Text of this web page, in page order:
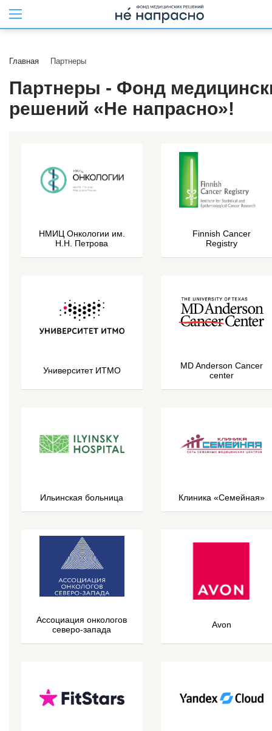
Главная Партнеры
Партнеры - Фонд
решений «Не напрасно»!
НМИЦ Онкологии им.
Н.Н. Петрова
Finnish Cancer
Registry
Университет ИТМО
MD Anderson Cancer
center
Ильинская больница Клиника «Семейная»
Ассоциация онкологов
северо-запада
Avon